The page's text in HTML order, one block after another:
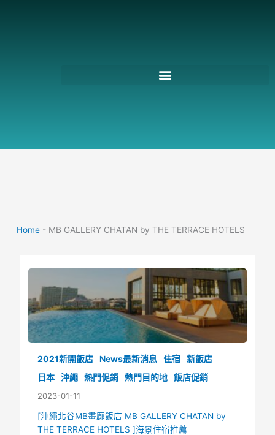
Home - MB GALLERY CHATAN by THE TERRACE HOTELS
2021新開飯店 News最新消息 住宿 新飯店
日本 沖繩 熱門促銷 熱門目的地 飯店促銷
2023-01-11
[沖繩北谷MB畫廊飯店 MB GALLERY CHATAN by
THE TERRACE HOTELS ]海景住宿推薦